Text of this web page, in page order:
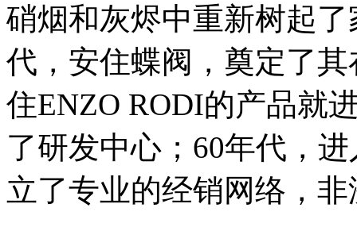
硝烟和灰烬中重新树起
代，安住蝶阀，奠定了
住ENZO RODI的产品就
了研发中心；60年代，
立了专业的经销网络，